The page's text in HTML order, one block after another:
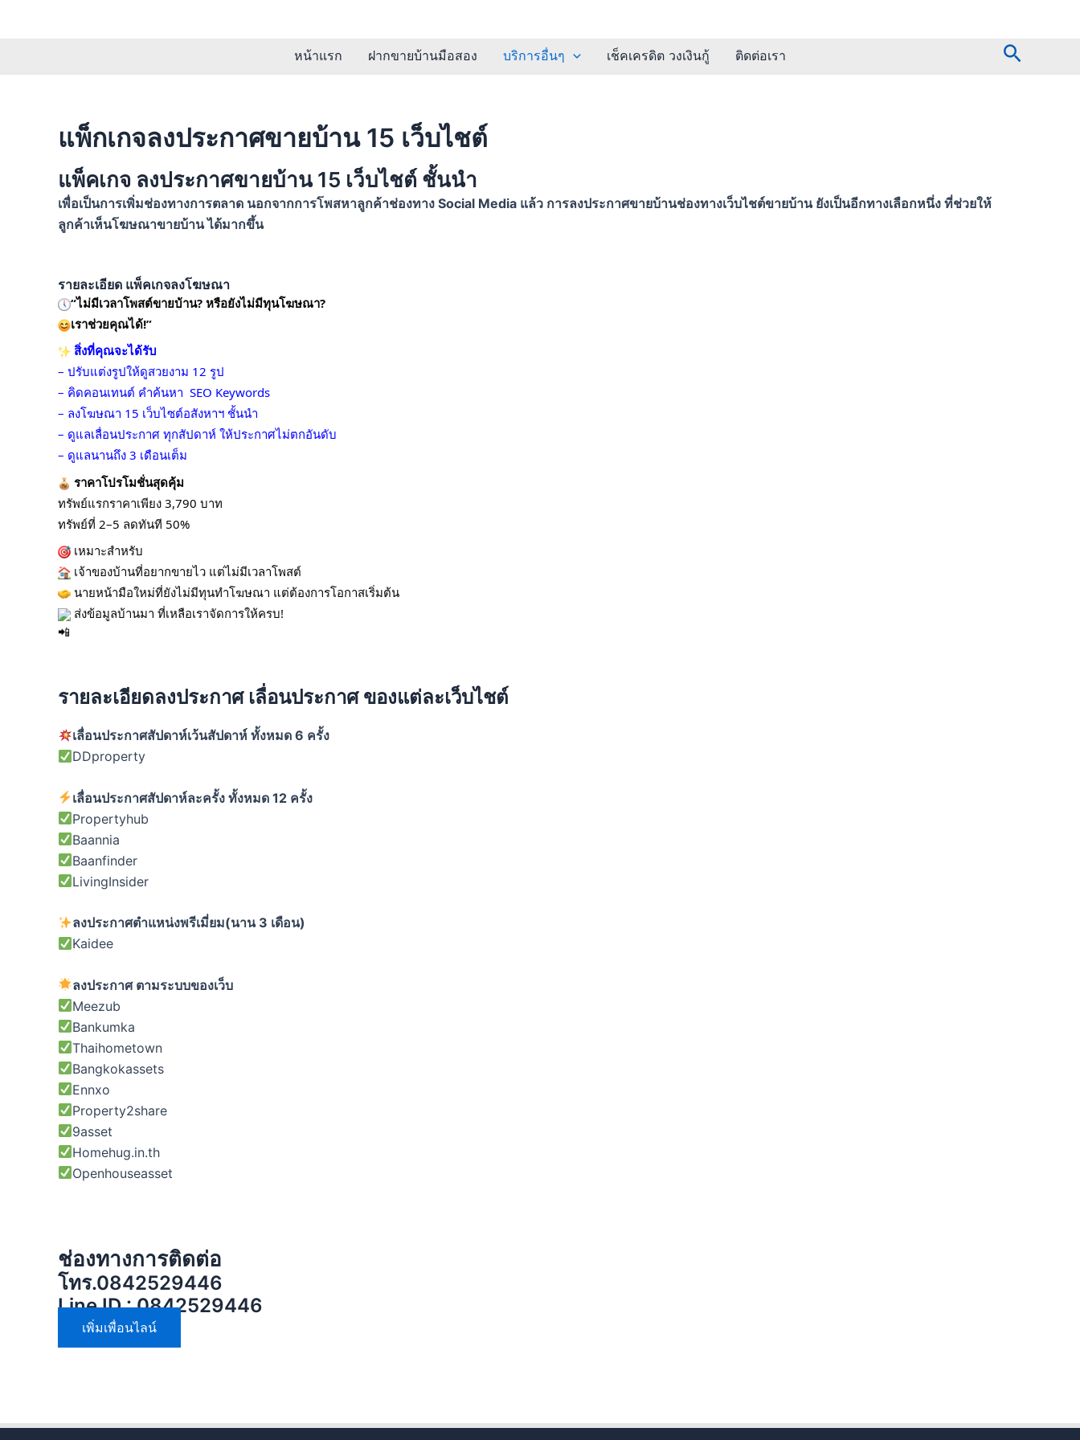
หน้าแรก ฝากขายบ้านมือสอง บริการอื่นๆ เช็คเครดิต วงเงินกู้ ติดต่อเรา Search
แพ็กเกจลงประกาศขายบ้าน 15 เว็บไชต์
แพ็คเกจ ลงประกาศขายบ้าน 15 เว็บไชต์ ชั้นนำ
เพื่อเป็นการเพิ่มช่องทางการตลาด นอกจากการโพสหาลูกค้าช่องทาง Social Media แล้ว การลงประกาศขายบ้านช่องทางเว็บไชต์ขายบ้าน ยังเป็นอีกทางเลือกหนึ่ง ที่ช่วยให้
ลูกค้าเห็นโฆษณาขายบ้าน ได้มากขึ้น
รายละเอียด แพ็คเกจลงโฆษณา
“ไม่มีเวลาโพสต์ขายบ้าน? หรือยังไม่มีทุนโฆษณา?
เราช่วยคุณได้!”
สิ่งที่คุณจะได้รับ
– ปรับแต่งรูปให้ดูสวยงาม 12 รูป
– คิดคอนเทนต์ คำค้นหา SEO Keywords
– ลงโฆษณา 15 เว็บไซต์อสังหาฯ ชั้นนำ
– ดูแลเลื่อนประกาศ ทุกสัปดาห์ ให้ประกาศไม่ตกอันดับ
– ดูแลนานถึง 3 เดือนเต็ม
ราคาโปรโมชั่นสุดคุ้ม
ทรัพย์แรกราคาเพียง 3,790 บาท
ทรัพย์ที่ 2–5 ลดทันที 50%
เหมาะสำหรับ
เจ้าของบ้านที่อยากขายไว แต่ไม่มีเวลาโพสต์
นายหน้ามือใหม่ที่ยังไม่มีทุนทำโฆษณา แต่ต้องการโอกาสเริ่มต้น
ส่งข้อมูลบ้านมา ที่เหลือเราจัดการให้ครบ!
รายละเอียดลงประกาศ เลื่อนประกาศ ของแต่ละเว็บไชต์
เลื่อนประกาศสัปดาห์เว้นสัปดาห์ ทั้งหมด 6 ครั้ง
DDproperty
เลื่อนประกาศสัปดาห์ละครั้ง ทั้งหมด 12 ครั้ง
Propertyhub
Baannia
Baanfinder
LivingInsider
ลงประกาศตำแหน่งพรีเมี่ยม(นาน 3 เดือน)
Kaidee
ลงประกาศ ตามระบบของเว็บ
Meezub
Bankumka
Thaihometown
Bangkokassets
Ennxo
Property2share
9asset
Homehug.in.th
Openhouseasset
ช่องทางการติดต่อ
โทร.0842529446
Line ID :0842529446
เพิ่มเพื่อนไลน์